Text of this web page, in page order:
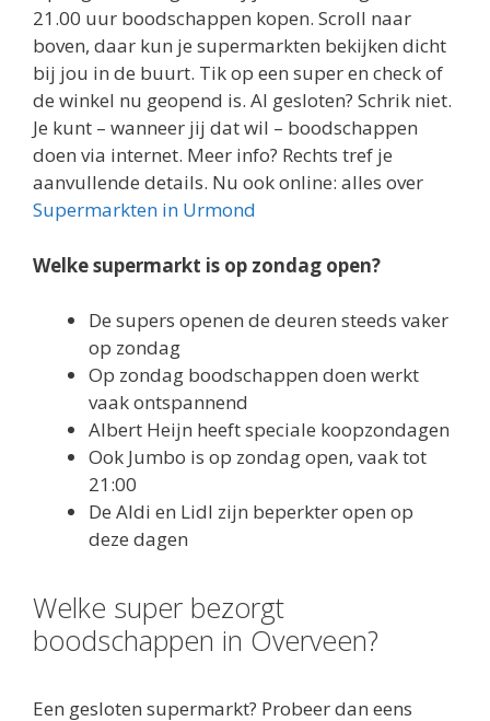
21.00 uur boodschappen kopen. Scroll naar
boven, daar kun je supermarkten bekijken dicht
bij jou in de buurt. Tik op een super en check of
de winkel nu geopend is. Al gesloten? Schrik niet.
Je kunt – wanneer jij dat wil – boodschappen
doen via internet. Meer info? Rechts tref je
aanvullende details. Nu ook online: alles over
Supermarkten in Urmond
Welke supermarkt is op zondag open?
De supers openen de deuren steeds vaker
op zondag
Op zondag boodschappen doen werkt
vaak ontspannend
Albert Heijn heeft speciale koopzondagen
Ook Jumbo is op zondag open, vaak tot
21:00
De Aldi en Lidl zijn beperkter open op
deze dagen
Welke super bezorgt
boodschappen in Overveen?
Een gesloten supermarkt? Probeer dan eens